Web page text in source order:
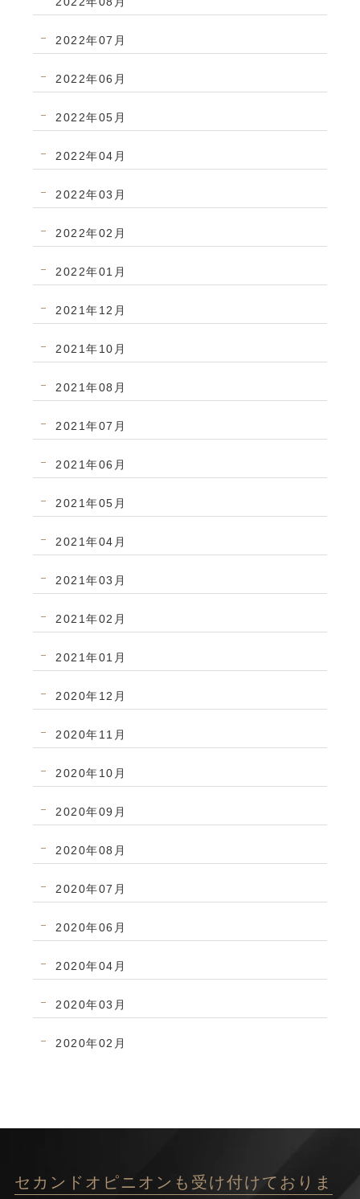
2022年07月
2022年06月
2022年05月
2022年04月
2022年03月
2022年02月
2022年01月
2021年12月
2021年10月
2021年08月
2021年07月
2021年06月
2021年05月
2021年04月
2021年03月
2021年02月
2021年01月
2020年12月
2020年11月
2020年10月
2020年09月
2020年08月
2020年07月
2020年06月
2020年04月
2020年03月
2020年02月
セカンドオピニオンも受け付けておりま